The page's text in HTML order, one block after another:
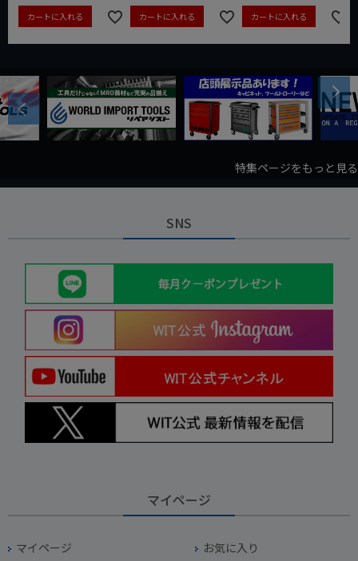
カートに入れる カートに入れる カートに入れる
Previous
Next
特集ページをもっと見る
SNS
マイページ
マイページ
お気に入り